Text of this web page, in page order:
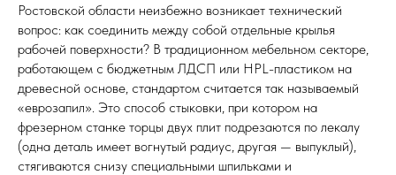
Мангальные зоны
Столешницы для барбекю
Кухонная техника
Подбор под столешницу
Разделочные доски
Аксессуары из камня
Ростовской области неизбежно возникает технический
вопрос: как соединить между собой отдельные крылья
рабочей поверхности? В традиционном мебельном секторе,
работающем с бюджетным ЛДСП или HPL-пластиком на
древесной основе, стандартом считается так называемый
«еврозапил». Это способ стыковки, при котором на
фрезерном станке торцы двух плит подрезаются по лекалу
(одна деталь имеет вогнутый радиус, другая — выпуклый),
стягиваются снизу специальными шпильками и